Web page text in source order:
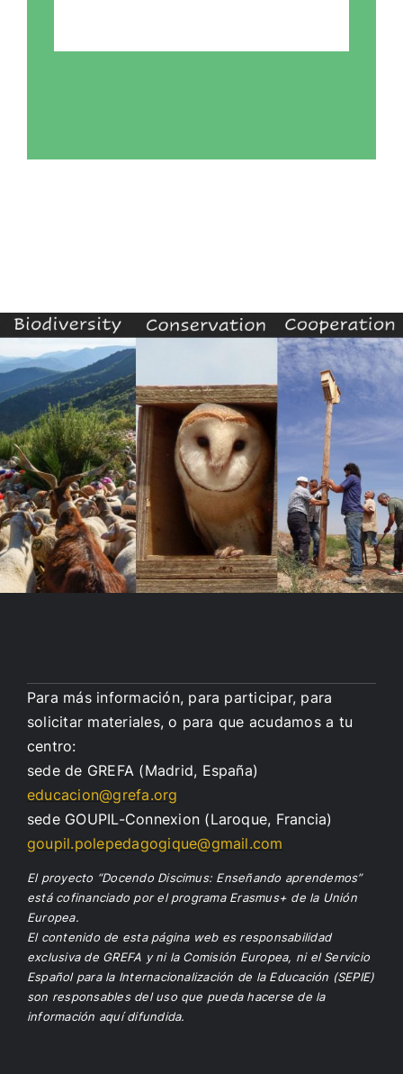
Para más información, para participar, para
solicitar materiales, o para que acudamos a tu
centro:
sede de GREFA (Madrid, España)
educacion@grefa.org
sede GOUPIL-Connexion (Laroque, Francia)
goupil.polepedagogique@gmail.com
El proyecto “Docendo Discimus: Enseñando aprendemos”
está cofinanciado por el programa Erasmus+ de la Unión
Europea.
El contenido de esta página web es responsabilidad
exclusiva de GREFA y ni la Comisión Europea, ni el Servicio
Español para la Internacionalización de la Educación (SEPIE)
son responsables del uso que pueda hacerse de la
información aquí difundida.